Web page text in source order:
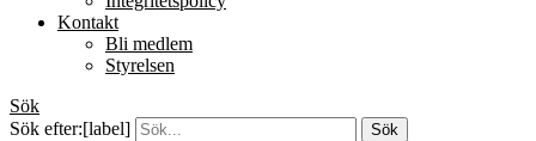
Kontakt
Bli medlem
Styrelsen
Sök
Sök efter:[label]